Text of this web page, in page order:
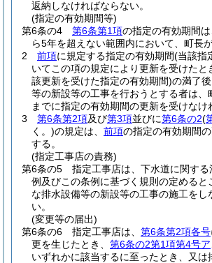
返納しなければならない。
(指定の有効期間等)
第6条の4
第6条第1項の指定の有効期間
ら5年を超えない範囲内において、町長が
2
前項に規定する指定の有効期間(当該指
いてこの項の規定により更新を受けたと
該更新を受けた指定の有効期間)の満了
等の新設等の工事を行おうとする者は、
までに指定の有効期間の更新を受けなけ
3
第6条第2項及び第3項並びに第6条の2(
く。)の規定は、 前項の指定の有効期間
する。
(指定工事店の責務)
第6条の5
指定工事店は、下水道に関す
例及びこの条例に基づく規則の定めると
な排水設備等の新設等の工事の施工をし
い。
(変更等の届出)
第6条の6
指定工事店は、 第6条第2項各号
更を生じたとき、 第6条の2第1項第4号ア
いずれかに該当するに至ったとき、又は